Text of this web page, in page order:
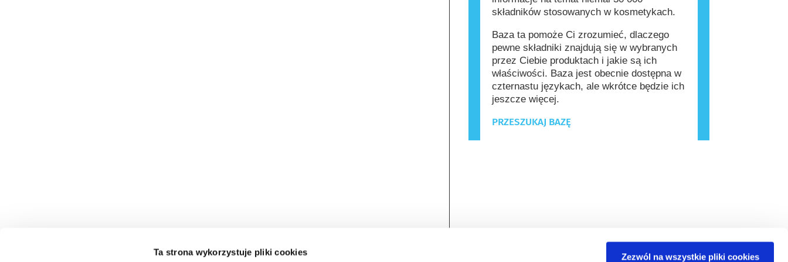
Ta strona wykorzystuje pliki cookies Zezwól na wszystkie pliki cookies
składników stosowanych w kosmetykach.
Baza ta pomoże Ci zrozumieć, dlaczego
pewne składniki znajdują się w wybranych
przez Ciebie produktach i jakie są ich
właściwości. Baza jest obecnie dostępna w
czternastu językach, ale wkrótce będzie ich
jeszcze więcej.
PRZESZUKAJ BAZĘ